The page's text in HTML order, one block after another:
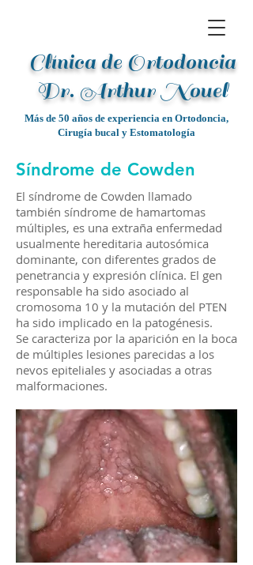
Clínica de Ortodoncia
Dr. Arthur Nouel
Más de 50 años de experiencia en Ortodoncia,
Cirugía bucal y Estomatología
Síndrome de Cowden
El síndrome de Cowden llamado
también síndrome de hamartomas
múltiples, es una extraña enfermedad
usualmente hereditaria autosómica
dominante, con diferentes grados de
penetrancia y expresión clínica. El gen
responsable ha sido asociado al
cromosoma 10 y la mutación del PTEN
ha sido implicado en la patogénesis.
Se caracteriza por la aparición en la boca
de múltiples lesiones parecidas a los
nevos epiteliales y asociadas a otras
malformaciones.